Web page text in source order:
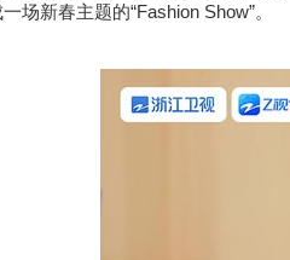
一场新春主题的“Fashion Show”。